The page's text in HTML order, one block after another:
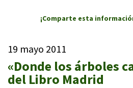
¡Comparte esta
19 mayo 2011
«Donde los árboles
del Libro Madrid